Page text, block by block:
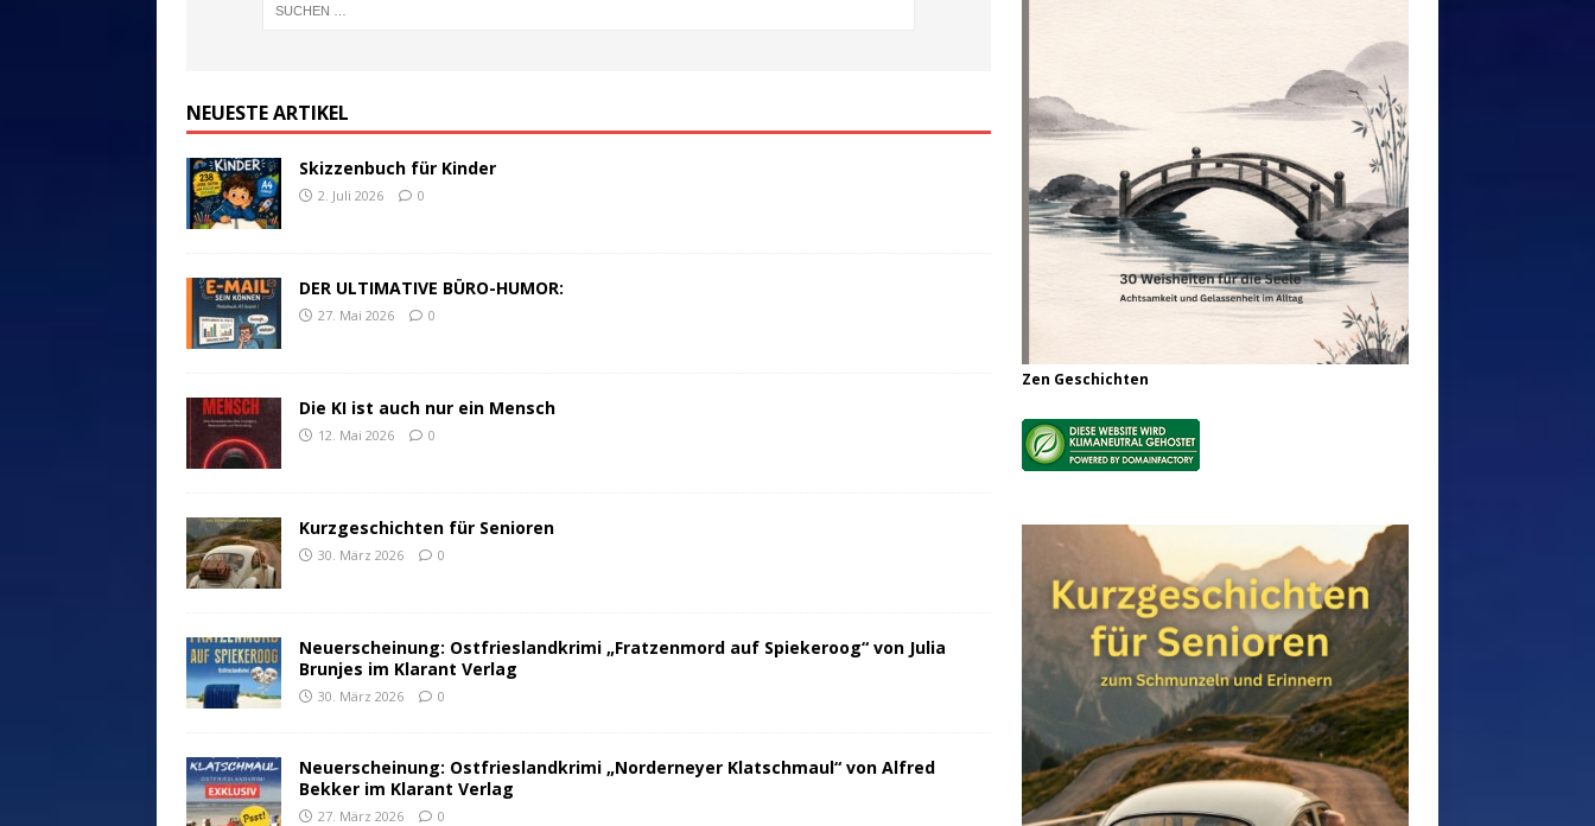
NEUESTE ARTIKEL
Skizzenbuch für Kinder
2. Juli 2026 0
DER ULTIMATIVE BÜRO-HUMOR:
27. Mai 2026 0
Die KI ist auch nur ein Mensch
12. Mai 2026 0
Kurzgeschichten für Senioren
30. März 2026 0
Neuerscheinung: Ostfrieslandkrimi „Fratzenmord auf Spiekeroog“ von Julia
Brunjes im Klarant Verlag
30. März 2026 0
Neuerscheinung: Ostfrieslandkrimi „Norderneyer Klatschmaul“ von Alfred
Bekker im Klarant Verlag
27. März 2026 0
Zen Geschichten